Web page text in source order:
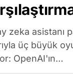
zeka asistanı
üç büyük
OpenAI'ın…